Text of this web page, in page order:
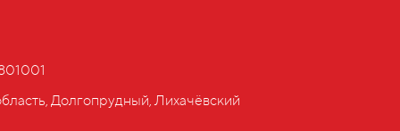
Долгопрудный, Лихачёвский